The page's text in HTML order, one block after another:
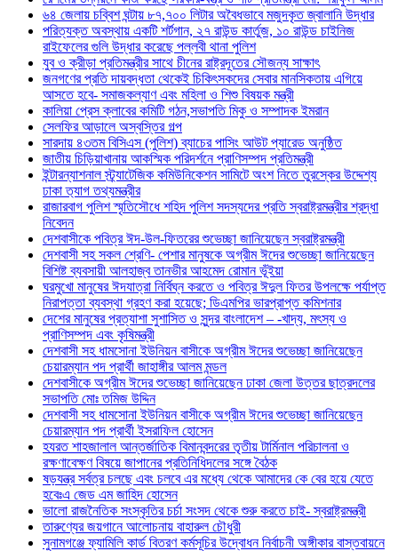
৬৪ জেলায় চব্বিশ ঘন্টায় ৮৭,৭০০ লিটার অবৈধভাবে মজুদকৃত জ্বালানি উদ্ধার
পরিত্যক্ত অবস্থায় একটি শর্টগান, ২৭ রাউন্ড কার্তুজ, ১০ রাউন্ড চাইনিজ
রাইফেলের গুলি উদ্ধার করেছে পল্লবী থানা পুলিশ
যুব ও ক্রীড়া প্রতিমন্ত্রীর সাথে চীনের রাষ্ট্রদূতের সৌজন্য সাক্ষাৎ
জনগণের প্রতি দায়বদ্ধতা থেকেই চিকিৎসকদের সেবার মানসিকতায় এগিয়ে
আসতে হবে- সমাজকল্যাণ এবং মহিলা ও শিশু বিষয়ক মন্ত্রী
কালিয়া প্রেস ক্লাবের কমিটি গঠন,সভাপতি মিকু ও সম্পাদক ইমরান
সেলফির আড়ালে অস্বস্তির গল্প
সারদায় ৪৩তম বিসিএস (পুলিশ) ব্যাচের পাসিং আউট প্যারেড অনুষ্ঠিত
জাতীয় চিড়িয়াখানায় আকস্মিক পরিদর্শনে প্রাণিসম্পদ প্রতিমন্ত্রী
ইন্টারন্যাশনাল স্ট্র্যাটেজিক কমিউনিকেশন সামিটে অংশ নিতে তুরস্কের উদ্দেশ্য
ঢাকা ত‍্যাগ তথ্যমন্ত্রীর
রাজারবাগ পুলিশ স্মৃতিসৌধে শহিদ পুলিশ সদস্যদের প্রতি স্বরাষ্ট্রমন্ত্রীর শ্রদ্ধা
নিবেদন
দেশবাসীকে পবিত্র ঈদ-উল-ফিতরের শুভেচ্ছা জানিয়েছেন স্বরাষ্ট্রমন্ত্রী
দেশবাসী সহ সকল শ্রেণি- পেশার মানুষকে অগ্রীম ঈদের শুভেচ্ছা জানিয়েছেন
বিশিষ্ট ব্যবসায়ী আলহাজ্ব তানভীর আহমেদ রোমান ভূঁইয়া
ঘরমুখো মানুষের ঈদযাত্রা নির্বিঘ্ন করতে ও পবিত্র ঈদুল ফিতর উপলক্ষে পর্যাপ্ত
নিরাপত্তা ব্যবস্থা গ্রহণ করা হয়েছে; ডিএমপির ভারপ্রাপ্ত কমিশনার
দেশের মানুষের প্রত্যাশা সুশাসিত ও সুন্দর বাংলাদেশ – -খাদ্য, মৎস্য ও
প্রাণিসম্পদ এবং কৃষিমন্ত্রী
দেশবাসী সহ ধামসোনা ইউনিয়ন বাসীকে অগ্রীম ঈদের শুভেচ্ছা জানিয়েছেন
চেয়ারম্যান পদ প্রার্থী জাহাঙ্গীর আলম মন্ডল
দেশবাসীকে অগ্রীম ঈদের শুভেচ্ছা জানিয়েছেন ঢাকা জেলা উত্তর ছাত্রদলের
সভাপতি মোঃ তমিজ উদ্দিন
দেশবাসী সহ ধামসোনা ইউনিয়ন বাসীকে অগ্রীম ঈদের শুভেচ্ছা জানিয়েছেন
চেয়ারম্যান পদ প্রার্থী ইসরাফিল হোসেন
হযরত শাহজালাল আন্তর্জাতিক বিমানবন্দরের তৃতীয় টার্মিনাল পরিচালনা ও
রক্ষণাবেক্ষণ বিষয়ে জাপানের প্রতিনিধিদলের সঙ্গে বৈঠক
ষড়যন্ত্র সর্বত্র চলছে এবং চলবে এর মধ্যে থেকে আমাদের কে বের হয়ে যেতে
হবেঃএ জেড এম জাহিদ হোসেন
ভালো রাজনৈতিক সংস্কৃতির চর্চা সংসদ থেকে শুরু করতে চাই- স্বরাষ্ট্রমন্ত্রী
তারুণ্যের জয়গানে আলোচনায় বাহারুল চৌধুরী
সুনামগঞ্জে ফ্যামিলি কার্ড বিতরণ কর্মসূচির উদ্বোধন নির্বাচনী অঙ্গীকার বাস্তবায়নে